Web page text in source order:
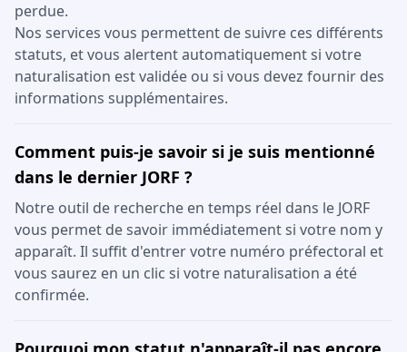
perdue.
Nos services vous permettent de suivre ces différents
statuts, et vous alertent automatiquement si votre
naturalisation est validée ou si vous devez fournir des
informations supplémentaires.
Comment puis-je savoir si je suis mentionné
dans le dernier JORF ?
Notre outil de recherche en temps réel dans le JORF
vous permet de savoir immédiatement si votre nom y
apparaît. Il suffit d'entrer votre numéro préfectoral et
vous saurez en un clic si votre naturalisation a été
confirmée.